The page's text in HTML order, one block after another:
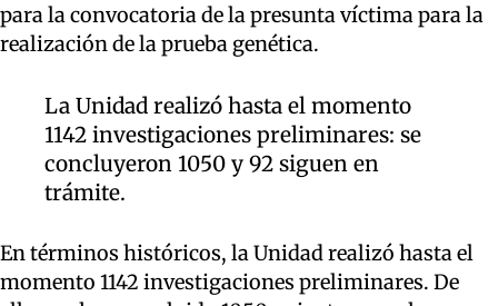
para la convocatoria de la presunta víctima para la
realización de la prueba genética.
La Unidad realizó hasta el momento
1142 investigaciones preliminares: se
concluyeron 1050 y 92 siguen en
trámite.
En términos históricos, la Unidad realizó hasta el
momento 1142 investigaciones preliminares. De